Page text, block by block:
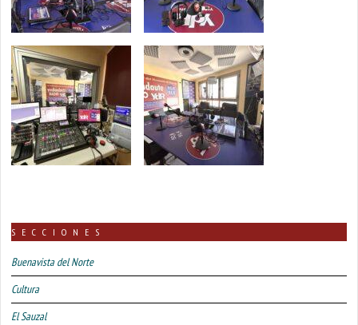
SECCIONES
Buenavista del Norte
Cultura
El Sauzal